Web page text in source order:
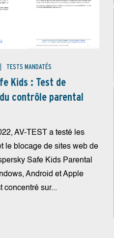
TESTS MANDATÉS
Kids : Test de
contrôle parental
AV-TEST a testé les
le blocage de sites web de
Safe Kids Parental
Android et Apple
concentré sur...